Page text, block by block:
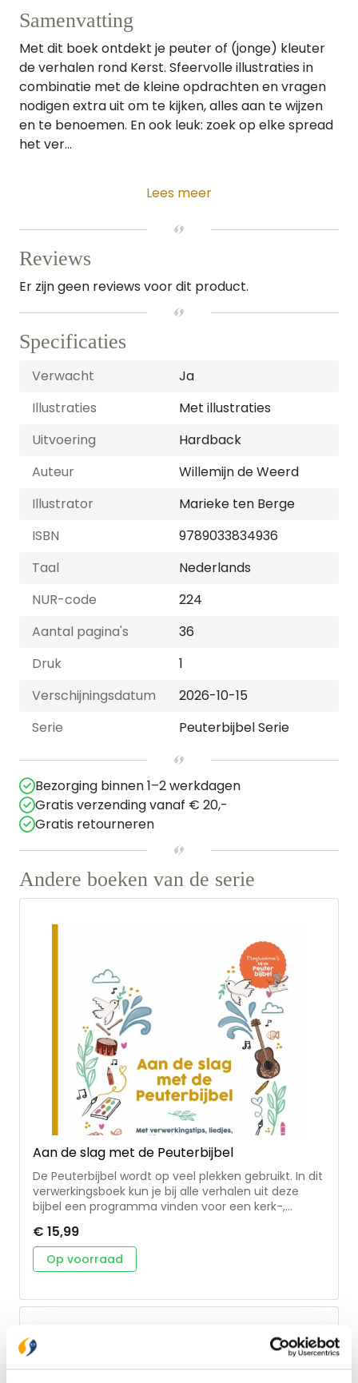
Samenvatting
Met dit boek ontdekt je peuter of (jonge) kleuter
de verhalen rond Kerst. Sfeervolle illustraties in
combinatie met de kleine opdrachten en vragen
nodigen extra uit om te kijken, alles aan te wijzen
en te benoemen. En ook leuk: zoek op elke spread
het ver...
Lees meer
Reviews
Er zijn geen reviews voor dit product.
Specificaties
Verwacht
Ja
Illustraties
Met illustraties
Uitvoering
Hardback
Auteur
Willemijn de Weerd
Illustrator
Marieke ten Berge
ISBN
9789033834936
Taal
Nederlands
NUR-code
224
Aantal pagina's
36
Druk
1
Verschijningsdatum
2026-10-15
Serie
Peuterbijbel Serie
Bezorging binnen 1–2 werkdagen
Gratis verzending vanaf € 20,-
Gratis retourneren
Andere boeken van de serie
Aan de slag met de Peuterbijbel
De Peuterbijbel wordt op veel plekken gebruikt. In dit
verwerkingsboek kun je bij alle verhalen uit deze
bijbel een programma vinden voor een kerk-,
vaste structuur en heeft vaste onderdelen zoals:
gebed, lied, kleurplaat en spelletje. Daarnaast zijn bij
elk verhaal meerdere suggesties opgenomen, zodat
kunt uitbreiden én kunt bezien wat bij jouw
peuter(s) past. De verwerkingstips en
van peuters. Geschikt om op verschillende plekken
in te zetten: thuis, bij de oppas van de kerk, in groep
0 van de basisschool of op het kinderdagverblijf, de
€ 15,99
Op voorraad